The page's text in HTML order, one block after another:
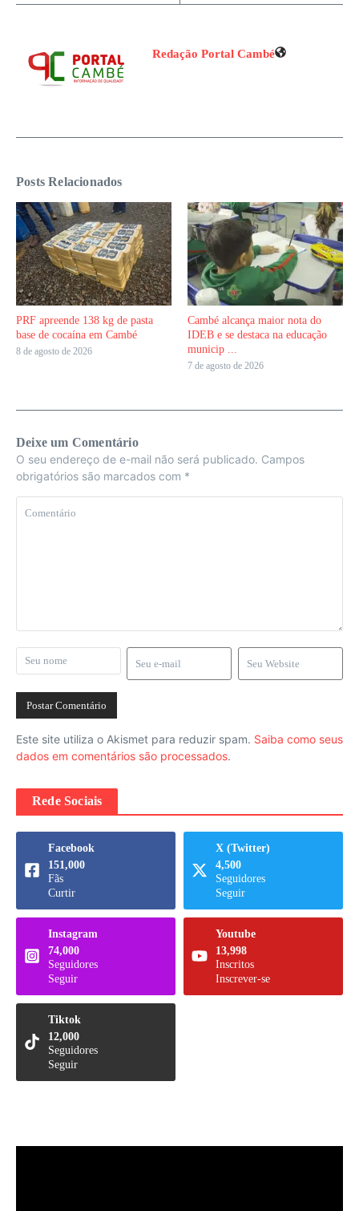
Redação Portal Cambé
Posts Relacionados
PRF apreende 138 kg de pasta
base de cocaína em Cambé
8 de agosto de 2026
Cambé alcança maior nota do
IDEB e se destaca na educação
municip ...
7 de agosto de 2026
Deixe um Comentário
O seu endereço de e-mail não será publicado. Campos
obrigatórios são marcados com *
Este site utiliza o Akismet para reduzir spam. Saiba como seus
dados em comentários são processados.
Rede Sociais
Facebook
151,000
Fãs
Curtir
X (Twitter)
4,500
Seguidores
Seguir
Instagram
74,000
Seguidores
Seguir
Youtube
13,998
Inscritos
Inscrever-se
Tiktok
12,000
Seguidores
Seguir